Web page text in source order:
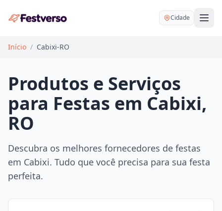
Cidade
Balões delivery
Pegue e Monte
Festa na mesa
Buffet
Início / Cabixi-RO
Produtos e Serviços
para Festas em Cabixi,
RO
Descubra os melhores fornecedores de festas
em Cabixi. Tudo que você precisa para sua festa
perfeita.